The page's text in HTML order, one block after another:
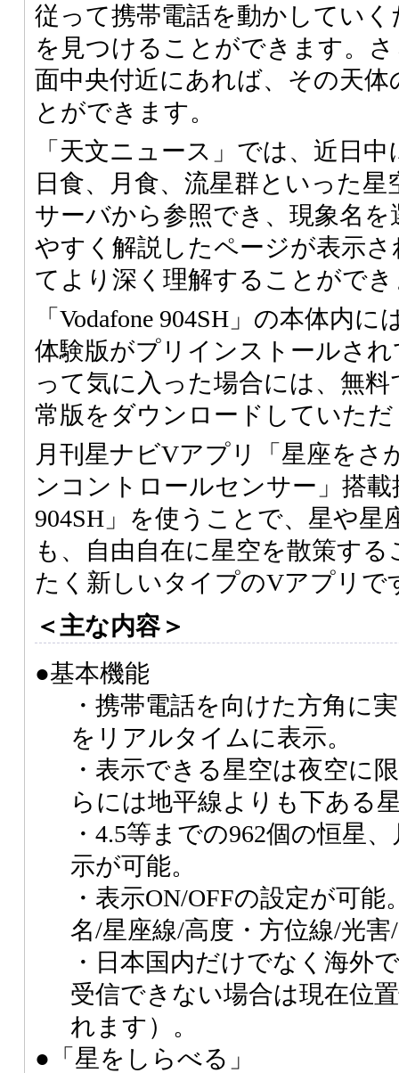
従って携帯電話を動かしてい
を見つけることができます。
面中央付近にあれば、その天
とができます。
「天文ニュース」では、近日
日食、月食、流星群といった
サーバから参照でき、現象名
やすく解説したページが表示
てより深く理解することがで
「Vodafone 904SH」の本体内
体験版がプリインストールさ
って気に入った場合には、無
常版をダウンロードしていた
月刊星ナビVアプリ「星座をさ
ンコントロールセンサー」搭載
904SH」を使うことで、星や星
も、自由自在に星空を散策す
たく新しいタイプのVアプリで
＜主な内容＞
●基本機能
・携帯電話を向けた方角に
をリアルタイムに表示。
・表示できる星空は夜空に
らには地平線よりも下ある
・4.5等までの962個の恒星
示が可能。
・表示ON/OFFの設定が可
名/星座線/高度・方位線/光
・日本国内だけでなく海外
受信できない場合は現在位
れます）。
●「星をしらべる」